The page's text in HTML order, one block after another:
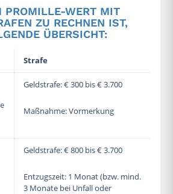
PROMILLE-WERT MIT
ZU RECHNEN IST,
ÜBERSICHT:
Strafe
Geldstrafe: € 300 bis € 3.700
Maßnahme: Vormerkung
Geldstrafe: € 800 bis € 3.700
Entzugszeit: 1 Monat (bzw. mind.
3 Monate bei Unfall oder